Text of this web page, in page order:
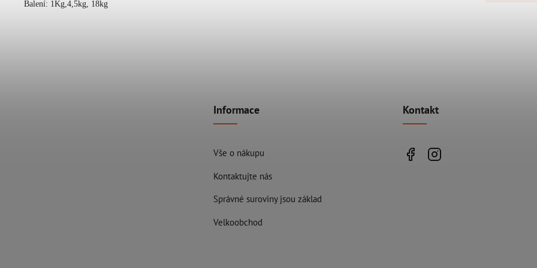
Balení: 1Kg,4,5kg, 18kg
Informace
Vše o nákupu
Kontaktujte nás
Správné suroviny jsou základ
Velkoobchod
Kontakt